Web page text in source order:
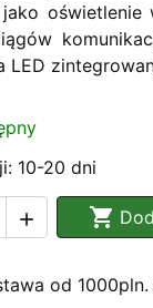
oświetlenie
LED
10-20 dni
 
od